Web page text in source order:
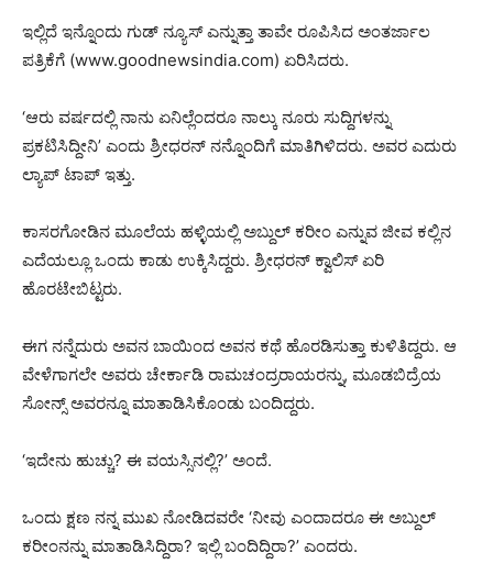
ಇಲ್ಲಿದೆ ಇನ್ನೊಂದು ಗುಡ್ ನ್ಯೂಸ್ ಎನ್ನುತ್ತಾ ತಾವೇ ರೂಪಿಸಿದ ಅಂತರ್ಜಾಲ
ಪತ್ರಿಕೆಗೆ (www.goodnewsindia.com) ಏರಿಸಿದರು.
‘ಆರು ವರ್ಷದಲ್ಲಿ ನಾನು ಏನಿಲ್ಲೆಂದರೂ ನಾಲ್ಕು ನೂರು ಸುದ್ದಿಗಳನ್ನು
ಪ್ರಕಟಿಸಿದ್ದೀನಿ’ ಎಂದು ಶ್ರೀಧರನ್ ನನ್ನೊಂದಿಗೆ ಮಾತಿಗಿಳಿದರು. ಅವರ ಎದುರು
ಲ್ಯಾಪ್ ಟಾಪ್ ಇತ್ತು.
ಕಾಸರಗೋಡಿನ ಮೂಲೆಯ ಹಳ್ಳಿಯಲ್ಲಿ ಅಬ್ದುಲ್ ಕರೀಂ ಎನ್ನುವ ಜೀವ ಕಲ್ಲಿನ
ಎದೆಯಲ್ಲೂ ಒಂದು ಕಾಡು ಉಕ್ಕಿಸಿದ್ದರು. ಶ್ರೀಧರನ್ ಕ್ವಾಲಿಸ್ ಏರಿ
ಹೊರಟೇಬಿಟ್ಟರು.
ಈಗ ನನ್ನೆದುರು ಅವನ ಬಾಯಿಂದ ಅವನ ಕಥೆ ಹೊರಡಿಸುತ್ತಾ ಕುಳಿತಿದ್ದರು. ಆ
ವೇಳೆಗಾಗಲೇ ಅವರು ಚೇರ್ಕಾಡಿ ರಾಮಚಂದ್ರರಾಯರನ್ನು, ಮೂಡಬಿದ್ರೆಯ
ಸೋನ್ಸ್ ಅವರನ್ನೂ ಮಾತಾಡಿಸಿಕೊಂಡು ಬಂದಿದ್ದರು.
‘ಇದೇನು ಹುಚ್ಚು? ಈ ವಯಸ್ಸಿನಲ್ಲಿ?’ ಅಂದೆ.
ಒಂದು ಕ್ಷಣ ನನ್ನ ಮುಖ ನೋಡಿದವರೇ ‘ನೀವು ಎಂದಾದರೂ ಈ ಅಬ್ದುಲ್
ಕರೀಂನನ್ನು ಮಾತಾಡಿಸಿದ್ದಿರಾ? ಇಲ್ಲಿ ಬಂದಿದ್ದಿರಾ?’ ಎಂದರು.